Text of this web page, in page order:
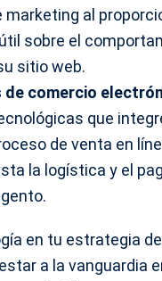
marketing al
sobre el
sitio web.
comercio
que
de venta en
la logística y el
en tu estrategia
a la vanguardia